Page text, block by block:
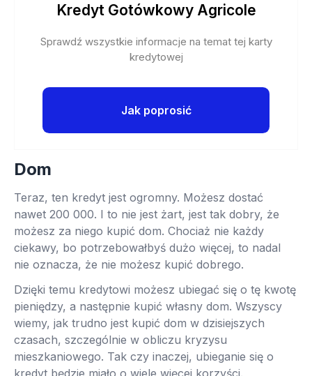
Kredyt Gotówkowy Agricole
Sprawdź wszystkie informacje na temat tej karty
kredytowej
Jak poprosić
Dom
Teraz, ten kredyt jest ogromny. Możesz dostać
nawet 200 000. I to nie jest żart, jest tak dobry, że
możesz za niego kupić dom. Chociaż nie każdy
ciekawy, bo potrzebowałbyś dużo więcej, to nadal
nie oznacza, że ​​nie możesz kupić dobrego.
Dzięki temu kredytowi możesz ubiegać się o tę kwotę
pieniędzy, a następnie kupić własny dom. Wszyscy
wiemy, jak trudno jest kupić dom w dzisiejszych
czasach, szczególnie w obliczu kryzysu
mieszkaniowego. Tak czy inaczej, ubieganie się o
kredyt będzie miało o wiele więcej korzyści.